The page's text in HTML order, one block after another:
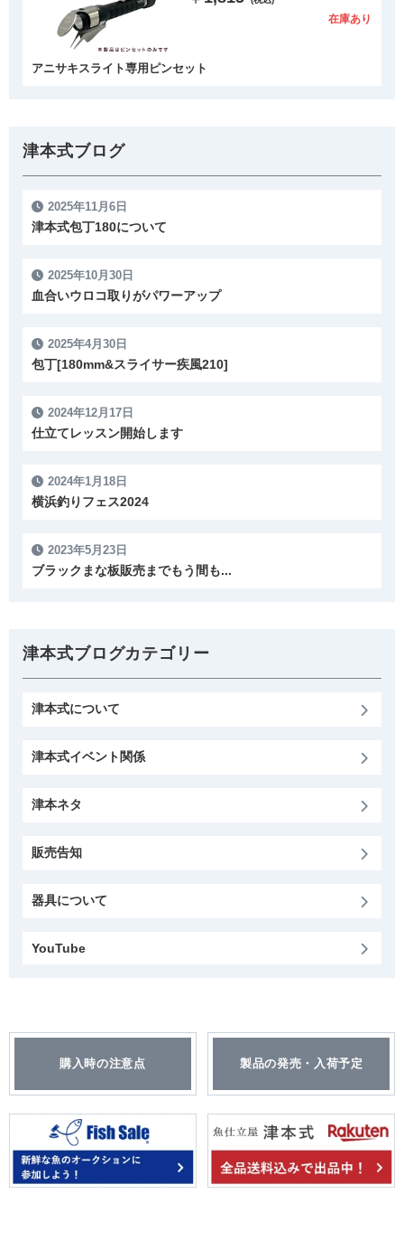
在庫あり
アニサキスライト専用ピンセット
津本式ブログ
2025年11月6日
津本式包丁180について
2025年10月30日
血合いウロコ取りがパワーアップ
2025年4月30日
包丁[180mm&スライサー疾風210]
2024年12月17日
仕立てレッスン開始します
2024年1月18日
横浜釣りフェス2024
2023年5月23日
ブラックまな板販売までもう間も...
津本式ブログカテゴリー
津本式について
津本式イベント関係
津本ネタ
販売告知
器具について
YouTube
購入時の注意点 製品の発売・入荷予定